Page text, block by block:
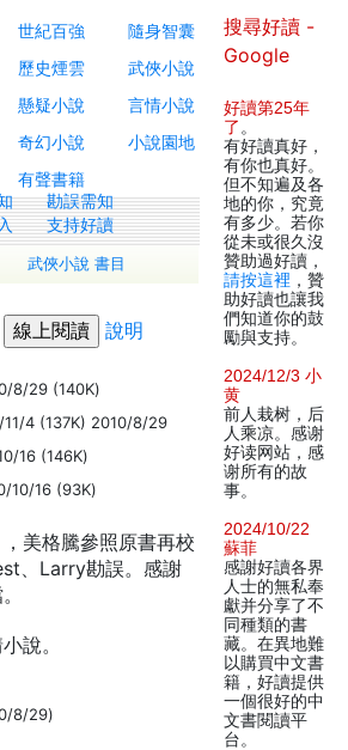
世紀百強
隨身智囊
歷史煙雲
武俠小說
懸疑小說
言情小說
奇幻小說
小說園地
有聲書籍
勘誤需知
支持好讀
武俠小說 書目
說明
8/29 (140K)
4 (137K) 2010/8/29
16 (146K)
10/16 (93K)
美格騰參照原書再校
、Larry勘誤。感謝
說。
8/29)
搜尋好讀 -
Google
好讀第25年
了 。
有好讀真好，
有你也真好。
但不知遍及各
地的你，究竟
有多少。若你
從未或很久沒
贊助過好讀，
請按這裡 ，贊
助好讀也讓我
們知道你的鼓
勵與支持。
2024/12/3 小
黄
前人栽树，后
人乘凉。感谢
好读网站，感
谢所有的故
事。
2024/10/22
蘇菲
感謝好讀各界
人士的無私奉
獻并分享了不
同種類的書
藏。在異地難
以購買中文書
籍，好讀提供
一個很好的中
文書閱讀平
台。